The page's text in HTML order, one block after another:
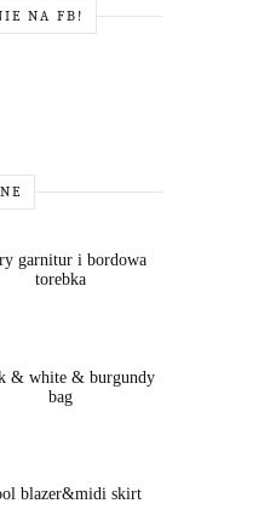
NA FB!
garnitur i bordowa
torebka
& white & burgundy
bag
blazer&midi skirt